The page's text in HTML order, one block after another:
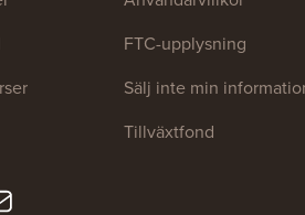
FTC-upplysning
Sälj inte min
Tillväxtfond